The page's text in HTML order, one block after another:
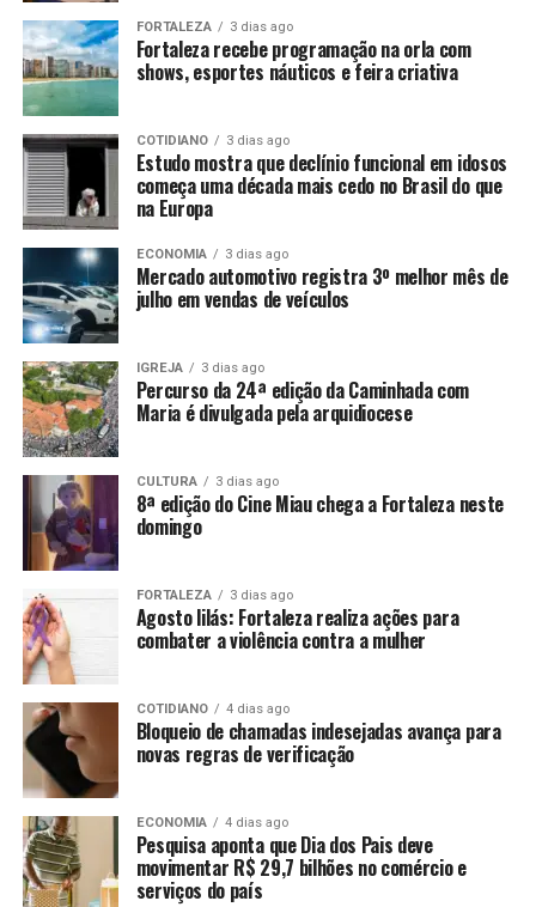
FORTALEZA 3 dias ago
Fortaleza recebe programação na orla com
shows, esportes náuticos e feira criativa
COTIDIANO 3 dias ago
Estudo mostra que declínio funcional em idosos
começa uma década mais cedo no Brasil do que
na Europa
ECONOMIA 3 dias ago
Mercado automotivo registra 3º melhor mês de
julho em vendas de veículos
IGREJA 3 dias ago
Percurso da 24ª edição da Caminhada com
Maria é divulgada pela arquidiocese
CULTURA 3 dias ago
8ª edição do Cine Miau chega a Fortaleza neste
domingo
FORTALEZA 3 dias ago
Agosto lilás: Fortaleza realiza ações para
combater a violência contra a mulher
COTIDIANO 4 dias ago
Bloqueio de chamadas indesejadas avança para
novas regras de verificação
ECONOMIA 4 dias ago
Pesquisa aponta que Dia dos Pais deve
movimentar R$ 29,7 bilhões no comércio e
serviços do país